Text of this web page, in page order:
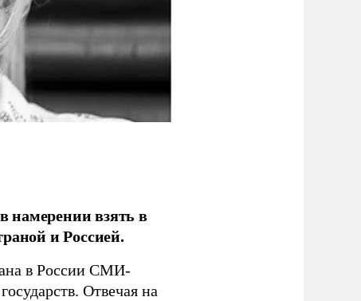
намерении взять в
и Россией.
в России СМИ-
Отвечая на